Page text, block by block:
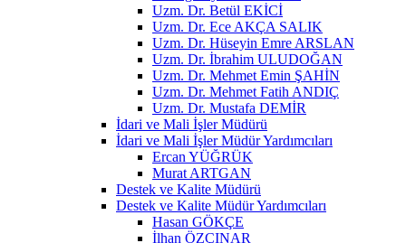
Uzm. Dr. Betül EKİCİ
Uzm. Dr. Ece AKÇA SALIK
Uzm. Dr. Hüseyin Emre ARSLAN
Uzm. Dr. İbrahim ULUDOĞAN
Uzm. Dr. Mehmet Emin ŞAHİN
Uzm. Dr. Mehmet Fatih ANDIÇ
Uzm. Dr. Mustafa DEMİR
İdari ve Mali İşler Müdürü
İdari ve Mali İşler Müdür Yardımcıları
Ercan YÜĞRÜK
Murat ARTGAN
Destek ve Kalite Müdürü
Destek ve Kalite Müdür Yardımcıları
Hasan GÖKÇE
İlhan ÖZÇINAR